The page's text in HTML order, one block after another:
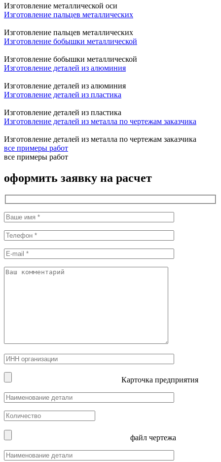
Изготовление металлической оси
Изготовление пальцев металлических
Изготовление пальцев металлических
Изготовление бобышки металлической
Изготовление бобышки металлической
Изготовление деталей из алюминия
Изготовление деталей из алюминия
Изготовление деталей из пластика
Изготовление деталей из пластика
Изготовление деталей из металла по чертежам заказчика
Изготовление деталей из металла по чертежам заказчика
все примеры работ
все примеры работ
оформить заявку на расчет
Карточка предприятия
файл чертежа